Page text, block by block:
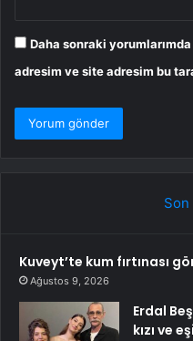
Daha sonraki
adresim ve site adresim bu
Son
Kuveyt’te kum fırtınası
Ağustos 9, 2026
Erdal
kızı ve